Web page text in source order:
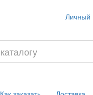
Личный